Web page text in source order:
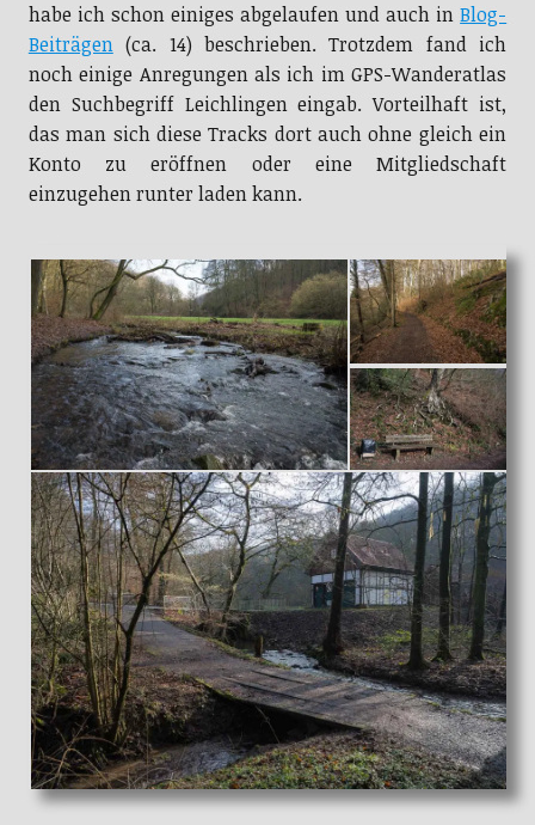
habe ich schon einiges abgelaufen und auch inBlog-
Beiträgen(ca. 14) beschrieben. Trotzdem fand ich
noch einige Anregungen als ich im GPS-Wanderatlas
den Suchbegriff Leichlingen eingab. Vorteilhaft ist,
das man sich diese Tracks dort auch ohne gleich ein
Konto zu eröffnen oder eine Mitgliedschaft
einzugehen runter laden kann.